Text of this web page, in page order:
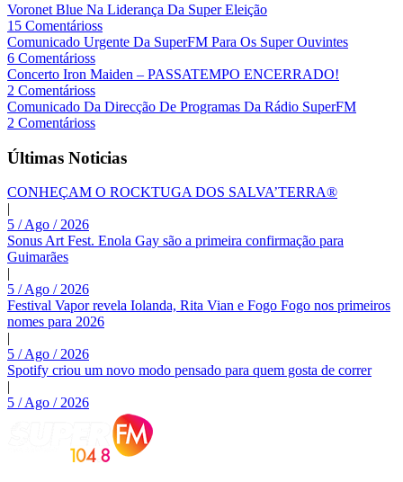
Voronet Blue Na Liderança Da Super Eleição
15 Comentárioss
Comunicado Urgente Da SuperFM Para Os Super Ouvintes
6 Comentárioss
Concerto Iron Maiden – PASSATEMPO ENCERRADO!
2 Comentárioss
Comunicado Da Direcção De Programas Da Rádio SuperFM
2 Comentárioss
Últimas Noticias
CONHEÇAM O ROCKTUGA DOS SALVA’TERRA®
|
5 / Ago / 2026
Sonus Art Fest. Enola Gay são a primeira confirmação para
Guimarães
|
5 / Ago / 2026
Festival Vapor revela Iolanda, Rita Vian e Fogo Fogo nos primeiros
nomes para 2026
|
5 / Ago / 2026
Spotify criou um novo modo pensado para quem gosta de correr
|
5 / Ago / 2026